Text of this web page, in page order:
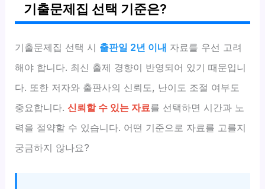
기출문제집 선택 기준은?
기출문제집 선택 시 출판일 2년 이내 자료를 우선 고려
해야 합니다. 최신 출제 경향이 반영되어 있기 때문입니
다. 또한 저자와 출판사의 신뢰도, 난이도 조절 여부도
중요합니다.신뢰할 수 있는 자료를 선택하면 시간과 노
력을 절약할 수 있습니다. 어떤 기준으로 자료를 고를지
궁금하지 않나요?